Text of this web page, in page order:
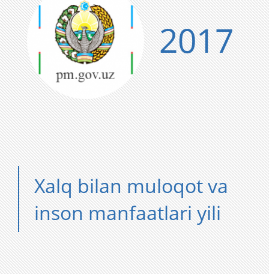
2017
Xalq bilan muloqot va
inson manfaatlari yili